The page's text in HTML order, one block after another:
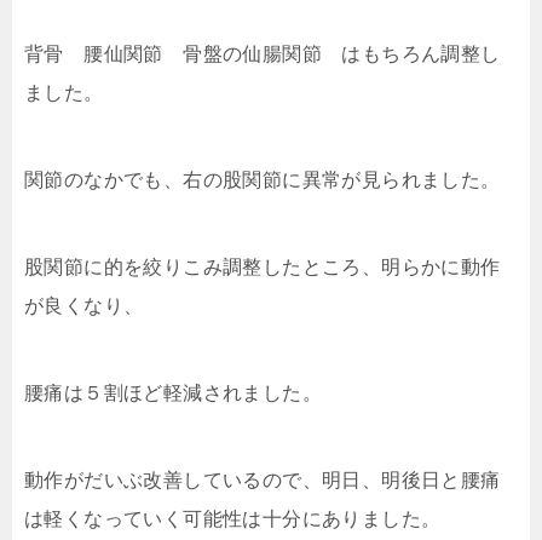
背骨 腰仙関節 骨盤の仙腸関節 はもちろん調整し
ました。
関節のなかでも、右の股関節に異常が見られました。
股関節に的を絞りこみ調整したところ、明らかに動作
が良くなり、
腰痛は５割ほど軽減されました。
動作がだいぶ改善しているので、明日、明後日と腰痛
は軽くなっていく可能性は十分にありました。